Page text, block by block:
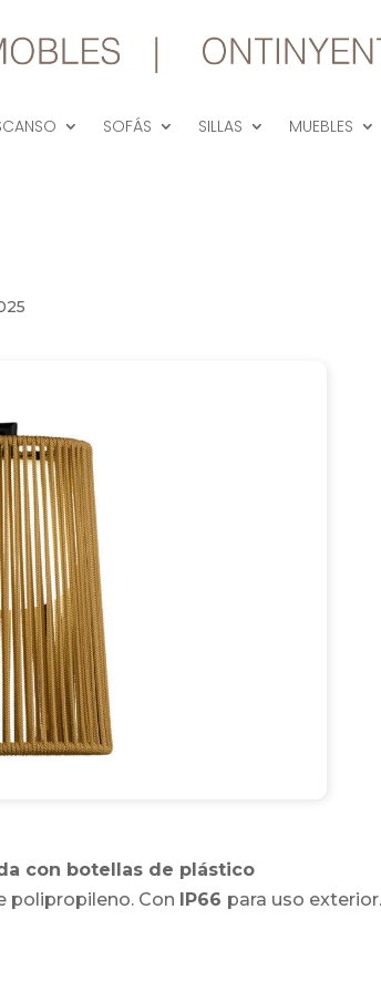
SOFÁS SILLAS MUEBLES
con botellas de plástico
polipropileno. Con IP66 para uso